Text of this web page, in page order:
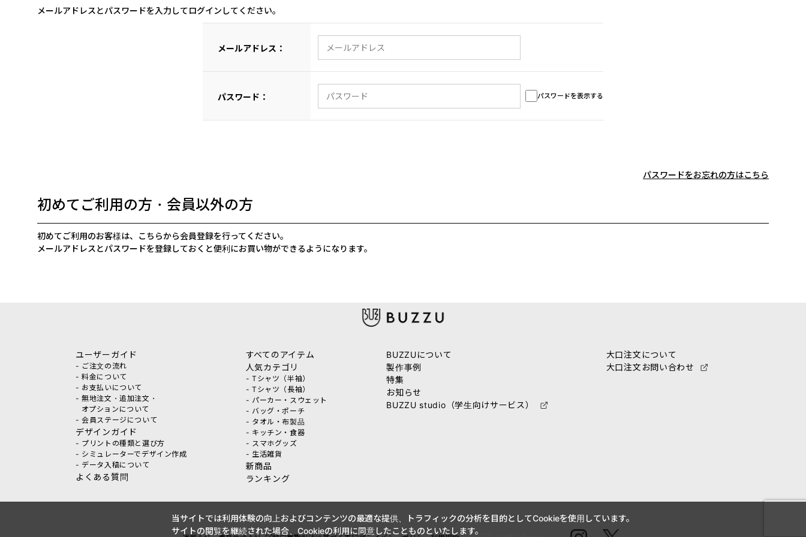
メールアドレスとパスワードを入力してログインしてください。
メールアドレス：
パスワード： パスワードを表示する
パスワードをお忘れの方はこちら
初めてご利用の方・会員以外の方
初めてご利用のお客様は、こちらから会員登録を行ってください。
メールアドレスとパスワードを登録しておくと便利にお買い物ができるようになります。
ユーザーガイド
- ご注文の流れ
- 料金について
- お支払いについて
- 無地注文・追加注文・
オプションについて
- 会員ステージについて
デザインガイド
- プリントの種類と選び方
- シミュレーターでデザイン作成
- データ入稿について
よくある質問
すべてのアイテム
人気カテゴリ
- Tシャツ（半袖）
- Tシャツ（長袖）
- パーカー・スウェット
- バッグ・ポーチ
- タオル・布製品
- キッチン・食器
- スマホグッズ
- 生活雑貨
新商品
ランキング
BUZZUについて
製作事例
特集
お知らせ
BUZZU studio（学生向けサービス）
大口注文について
大口注文お問い合わせ
当サイトでは利用体験の向上およびコンテンツの最適な提供、トラフィックの分析を目的としてCookieを使用しています。
サイトの閲覧を継続された場合、Cookieの利用に同意したことものといたします。